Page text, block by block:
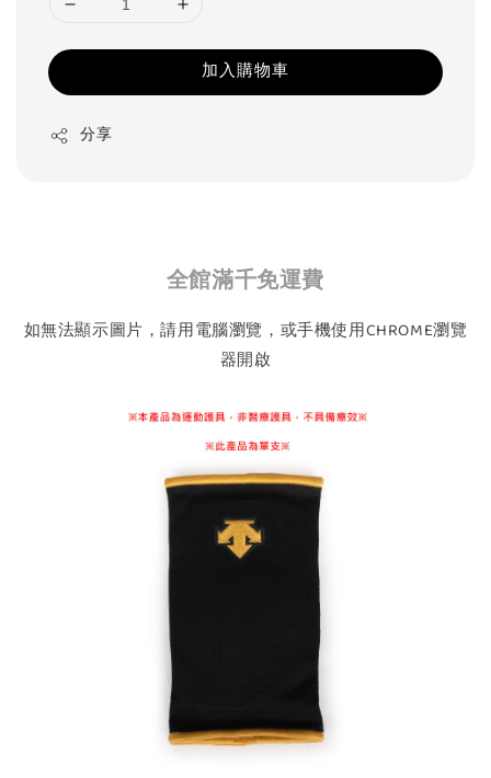
加入購物車
分享
全館滿千免運費
如無法顯示圖片，請用電腦瀏覽，或手機使用CHROME瀏覽
器開啟